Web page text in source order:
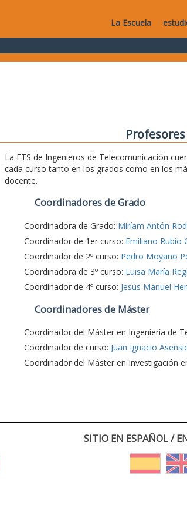
La Escuela
La ETS de Ingenieros de Telecomunicación
cada curso tanto en los grados como en los
docente.
Coordinadores de Grado
Coordinadora de Grado: Miríam Antón
Coordinador de 1er curso: Emiliano Rubio
Coordinador de 2º curso: Pedro Moyano
Coordinadora de 3º curso: Luisa María
Coordinador de 4º curso: Jesús Manuel
Coordinadores de Máster
Coordinador del Máster en Ingeniería de
Coordinador de curso: Juan Ignacio
Coordinador del Máster en Investigación
SITIO EN ESPAÑOL /